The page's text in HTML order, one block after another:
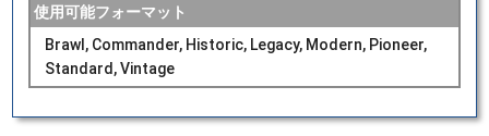
使用可能フォーマット
Brawl, Commander, Historic, Legacy, Modern, Pioneer,
Standard, Vintage